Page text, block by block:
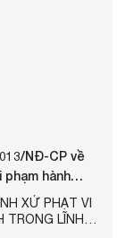
NĐ-CP về
hành
thú...
XỬ PHẠT VI
TRONG LĨNH